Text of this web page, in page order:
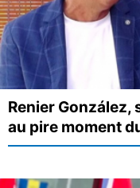
Renier González,
au pire moment